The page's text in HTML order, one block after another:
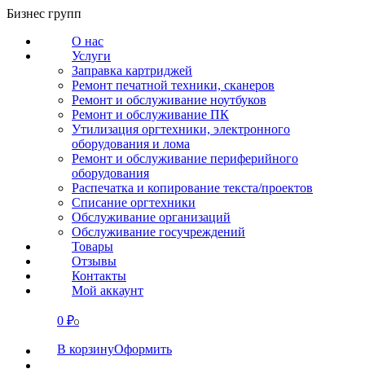
Перейти
содержанию
Бизнес групп
О нас
Услуги
Заправка картриджей
Ремонт печатной техники, сканеров
Ремонт и обслуживание ноутбуков
Ремонт и обслуживание ПК
Утилизация оргтехники, электронного
оборудования и лома
Ремонт и обслуживание периферийного
оборудования
Распечатка и копирование текста/проектов
Списание оргтехники
Обслуживание организаций
Обслуживание госучреждений
Товары
Отзывы
Контакты
Мой аккаунт
0 ₽0
В корзинуОформить
СВЯЗАТЬСЯ
О нас